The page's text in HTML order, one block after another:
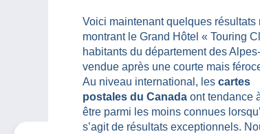
Voici maintenant quelques
montrant le Grand Hôtel « Touring
habitants du département des
vendue après une courte mais
Au niveau international, les cartes
postales du Canada ont tendance
être parmi les moins connues
s’agit de résultats exceptionnels.